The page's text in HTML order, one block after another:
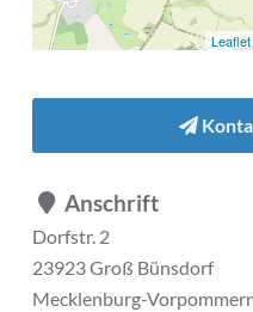
Leaflet
Anschrift
Dorfstr. 2
23923 Groß Bünsdorf
Mecklenburg-